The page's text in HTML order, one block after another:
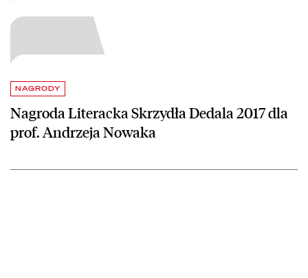
NAGRODY
Nagroda Literacka Skrzydła Dedala 2017 dla
prof. Andrzeja Nowaka